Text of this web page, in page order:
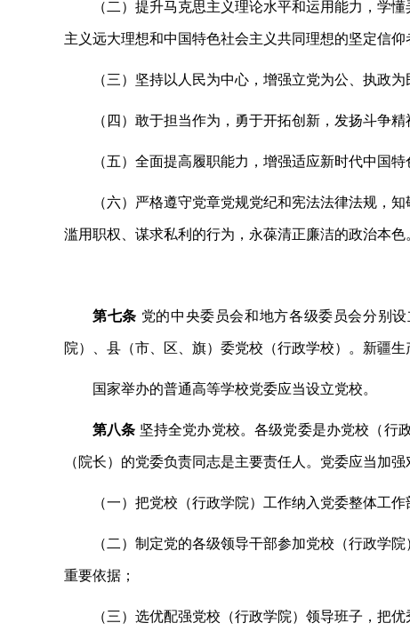
（二）提升马克思主义理论水平和运用能力，学
主义远大理想和中国特色社会主义共同理想的坚定信仰
（三）坚持以人民为中心，增强立党为公、执政
（四）敢于担当作为，勇于开拓创新，发扬斗争
（五）全面提高履职能力，增强适应新时代中国
（六）严格遵守党章党规党纪和宪法法律法规，
滥用职权、谋求私利的行为，永葆清正廉洁的政治本色
第七条 党的中央委员会和地方各级委员会分别
院）、县（市、区、旗）委党校（行政学校）。新疆
国家举办的普通高等学校党委应当设立党校。
第八条 坚持全党办党校。各级党委是办党校（行
（院长）的党委负责同志是主要责任人。党委应当加
（一）把党校（行政学院）工作纳入党委整体工
（二）制定党的各级领导干部参加党校（行政学
重要依据；
（三）选优配强党校（行政学院）领导班子，把优